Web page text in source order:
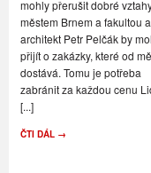
mohly přerušit dobré
městem Brnem a fakultou a
architekt Petr Pelčák by
přijít o zakázky, které od
dostává. Tomu je potřeba
zabránit za každou cenu
[...]
ČTI DÁL →